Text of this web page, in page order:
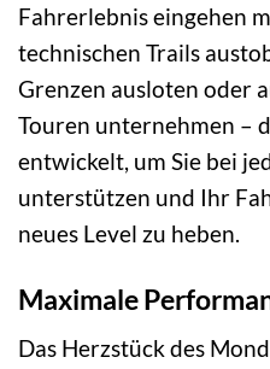
Fahrerlebnis eingehen
technischen Trails
Grenzen ausloten oder
Touren unternehmen –
entwickelt, um Sie bei
unterstützen und Ihr
neues Level zu heben.
Maximale
Das Herzstück des